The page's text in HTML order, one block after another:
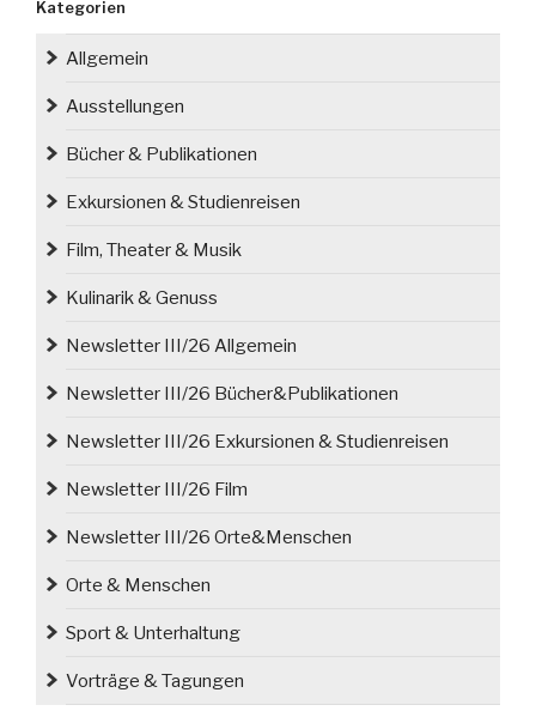
Kategorien
Allgemein
Ausstellungen
Bücher & Publikationen
Exkursionen & Studienreisen
Film, Theater & Musik
Kulinarik & Genuss
Newsletter III/26 Allgemein
Newsletter III/26 Bücher&Publikationen
Newsletter III/26 Exkursionen & Studienreisen
Newsletter III/26 Film
Newsletter III/26 Orte&Menschen
Orte & Menschen
Sport & Unterhaltung
Vorträge & Tagungen